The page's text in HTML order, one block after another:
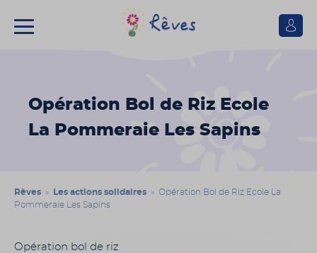
Se
Opération Bol de Riz Ecole
La Pommeraie Les Sapins
Rêves » Les actions solidaires » Opération Bol de Riz Ecole La
Pommeraie Les Sapins
Opération bol de riz